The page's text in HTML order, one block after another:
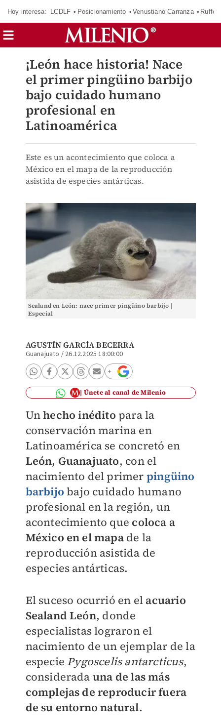
Hoy interesa: LCDLF Posicionamiento Venustiano Carranza Ruffo
¡León hace historia! Nace
el primer pingüino barbijo
bajo cuidado humano
profesional en
Latinoamérica
Este es un acontecimiento que coloca a
México en el mapa de la reproducción
asistida de especies antárticas.
Sealand en León: nace primer pingüino barbijo |
Especial
AGUSTÍN GARCÍA BECERRA
Guanajuato / 26.12.2025 18:00:00
Únete al canal de Milenio
Unhecho inédito para la
conservación marina en
Latinoamérica se concretó en
León, Guanajuato, con el
nacimiento del primer pingüino
barbijo bajo cuidado humano
profesional en la región, un
acontecimiento que coloca a
México en el mapade la
reproducción asistida de
especies antárticas.
El suceso ocurrió en el acuario
Sealand León, donde
especialistas lograron el
nacimiento de un ejemplar de la
especie Pygoscelis antarcticus,
considerada una de las más
complejas de reproducir fuera
de su entorno natural.